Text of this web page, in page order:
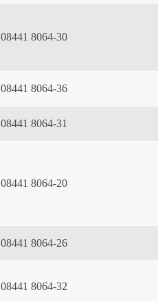
08441 8064-30
08441 8064-36
08441 8064-31
08441 8064-20
08441 8064-26
08441 8064-32